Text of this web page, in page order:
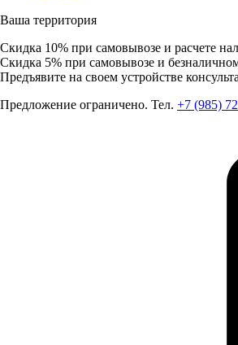
Ваша территория
Скидка 10% при самовывозе и расчете
Скидка 5% при самовывозе и
Предъявите на своем устройстве
Предложение ограничено. Тел. +7 (985)